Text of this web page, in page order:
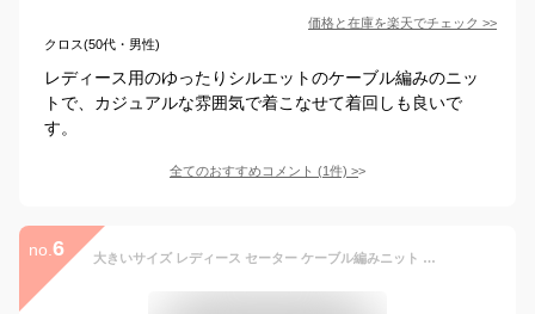
価格と在庫を楽天でチェック >>
クロス(50代・男性)
レディース用のゆったりシルエットのケーブル編みのニッ
トで、カジュアルな雰囲気で着こなせて着回しも良いで
す。
全てのおすすめコメント (1件) >
no. 6 大きいサイズ レディース セーター ケーブル編みニット キーネック 長袖 ニットプルオーバー トップス M/LL/3L/4L/5L ゆったりサイズ ぽっちゃり女子 プラスサイズ